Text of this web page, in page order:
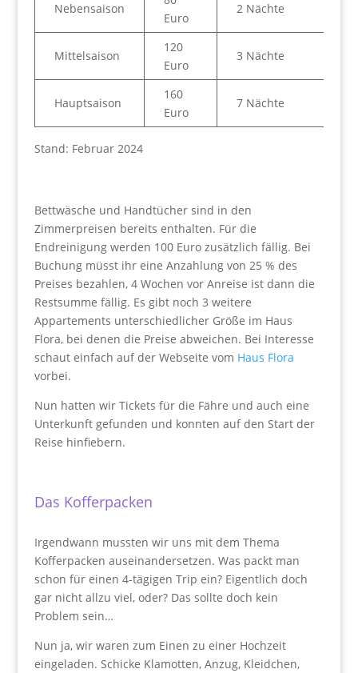
Nebensaison
Euro
2 Nächte
Mittelsaison
120
Euro
3 Nächte
Hauptsaison
160
Euro
7 Nächte
Stand: Februar 2024
Bettwäsche und Handtücher sind in den
Zimmerpreisen bereits enthalten. Für die
Endreinigung werden 100 Euro zusätzlich fällig. Bei
Buchung müsst ihr eine Anzahlung von 25 % des
Preises bezahlen, 4 Wochen vor Anreise ist dann die
Restsumme fällig. Es gibt noch 3 weitere
Appartements unterschiedlicher Größe im Haus
Flora, bei denen die Preise abweichen. Bei Interesse
schaut einfach auf der Webseite vom Haus Flora
vorbei.
Nun hatten wir Tickets für die Fähre und auch eine
Unterkunft gefunden und konnten auf den Start der
Reise hinfiebern.
Das Kofferpacken
Irgendwann mussten wir uns mit dem Thema
Kofferpacken auseinandersetzen. Was packt man
schon für einen 4-tägigen Trip ein? Eigentlich doch
gar nicht allzu viel, oder? Das sollte doch kein
Problem sein…
Nun ja, wir waren zum Einen zu einer Hochzeit
eingeladen. Schicke Klamotten, Anzug, Kleidchen,